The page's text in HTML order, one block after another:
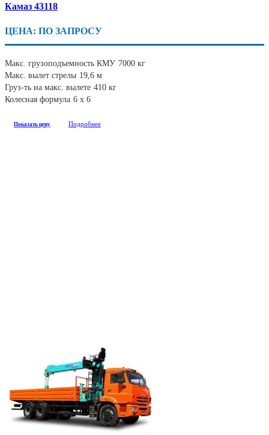
Камаз 43118
ЦЕНА: ПО ЗАПРОСУ
Макс. грузоподъемность КМУ 7000 кг
Макс. вылет стрелы 19,6 м
Груз-ть на макс. вылете 410 кг
Колесная формула 6 х 6
Показать цену Подробнее